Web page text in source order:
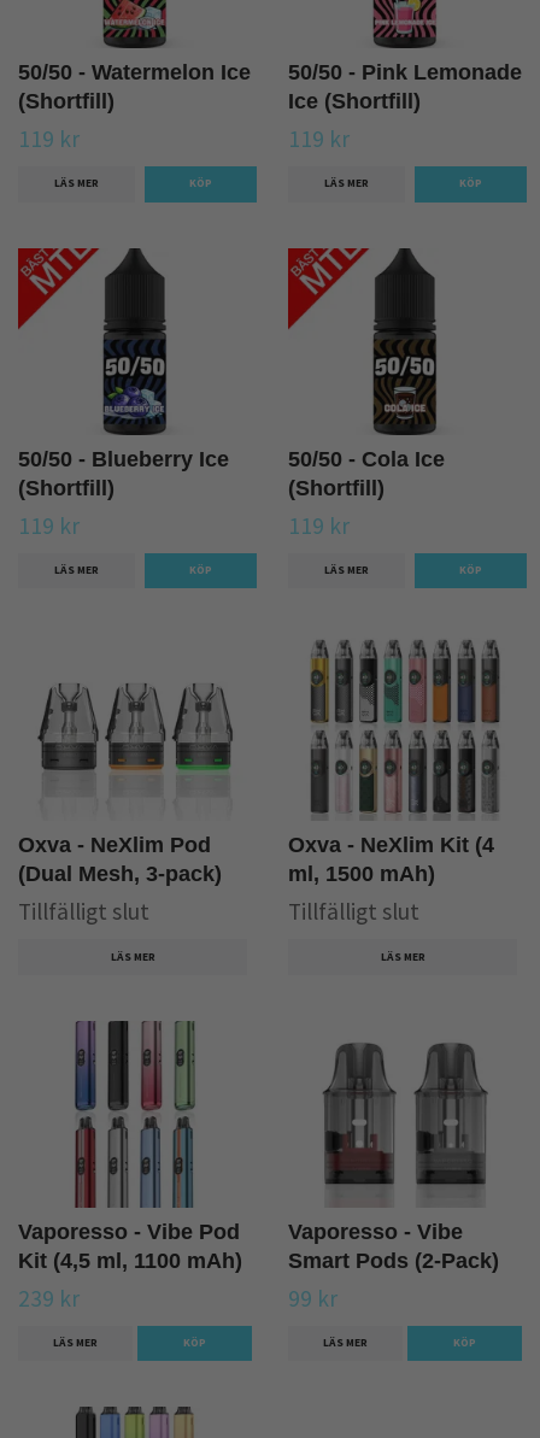
50/50 - Watermelon Ice
(Shortfill)
119 kr
LÄS MER
50/50 - Pink Lemonade
Ice (Shortfill)
119 kr
LÄS MER
50/50 - Blueberry Ice
(Shortfill)
119 kr
LÄS MER
50/50 - Cola Ice
(Shortfill)
119 kr
LÄS MER
Oxva - NeXlim Pod
(Dual Mesh, 3-pack)
Tillfälligt slut
LÄS MER
Oxva - NeXlim Kit (4
ml, 1500 mAh)
Tillfälligt slut
LÄS MER
Vaporesso - Vibe Pod
Kit (4,5 ml, 1100 mAh)
239 kr
LÄS MER KÖP
Vaporesso - Vibe
Smart Pods (2-Pack)
99 kr
LÄS MER KÖP